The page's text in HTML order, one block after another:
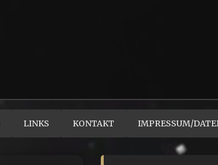
LINKS KONTAKT IMPRESSUM/